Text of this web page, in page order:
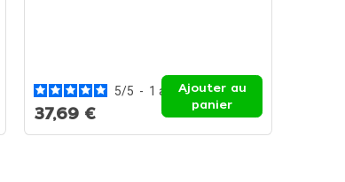
5/5 - 1 avis
37,69 €
Ajouter au
panier